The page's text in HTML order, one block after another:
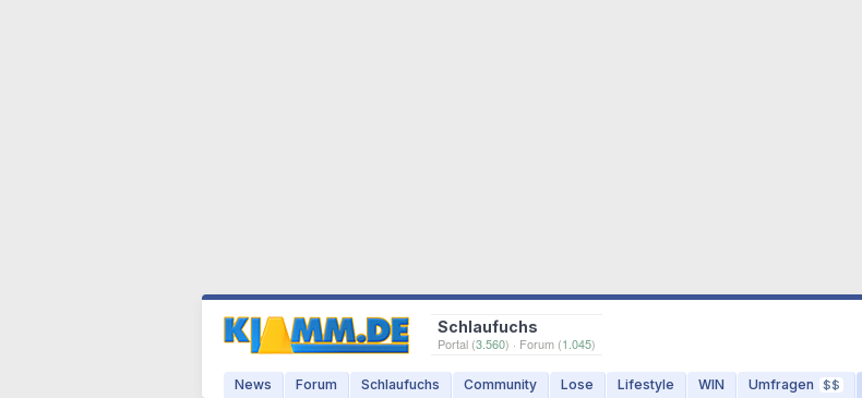
Schlaufuchs
Portal (3.560) · Forum (1.045)
News Forum Schlaufuchs Community Lose Lifestyle WIN Umfragen $$